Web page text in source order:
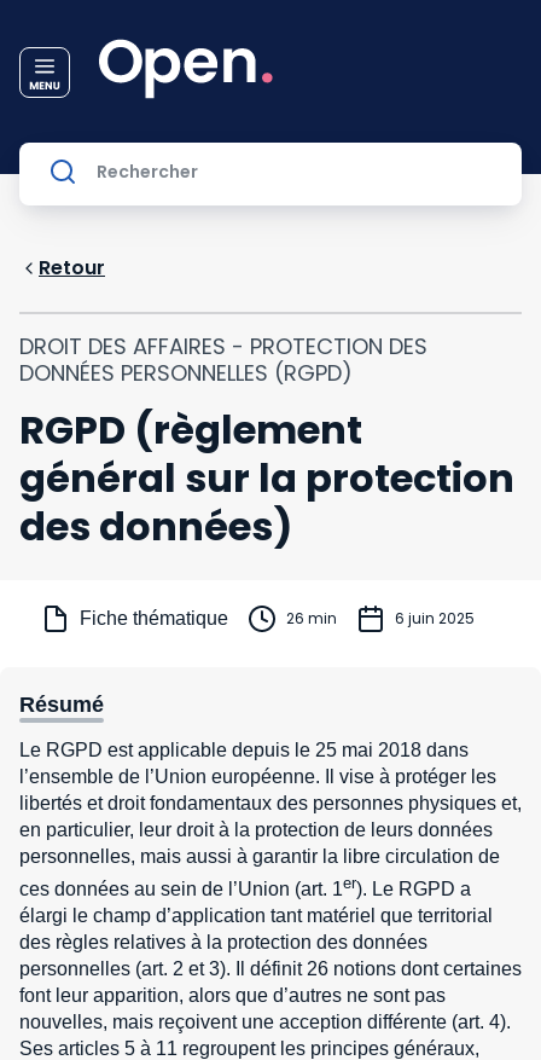
Retour
DROIT DES AFFAIRES - PROTECTION DES
DONNÉES PERSONNELLES (RGPD)
RGPD (règlement
général sur la protection
des données)
Fiche thématique 26 min 6 juin 2025
Résumé
Le RGPD est applicable depuis le 25 mai 2018 dans
l’ensemble de l’Union européenne. Il vise à protéger les
libertés et droit fondamentaux des personnes physiques et,
en particulier, leur droit à la protection de leurs données
personnelles, mais aussi à garantir la libre circulation de
ces données au sein de l’Union (art. 1er). Le RGPD a
élargi le champ d’application tant matériel que territorial
des règles relatives à la protection des données
personnelles (art. 2 et 3). Il définit 26 notions dont certaines
font leur apparition, alors que d’autres ne sont pas
nouvelles, mais reçoivent une acception différente (art. 4).
Ses articles 5 à 11 regroupent les principes généraux,